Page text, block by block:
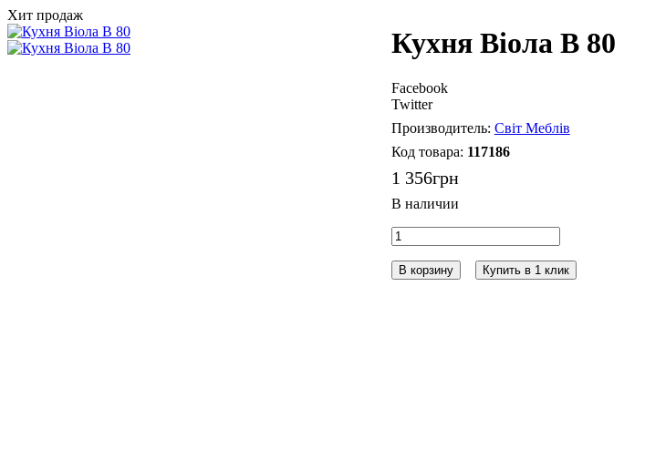
Хит продаж
Кухня Віола В 80
Facebook
Twitter
Світ Меблів
117186
1 356грн
В корзину Купить в 1 клик